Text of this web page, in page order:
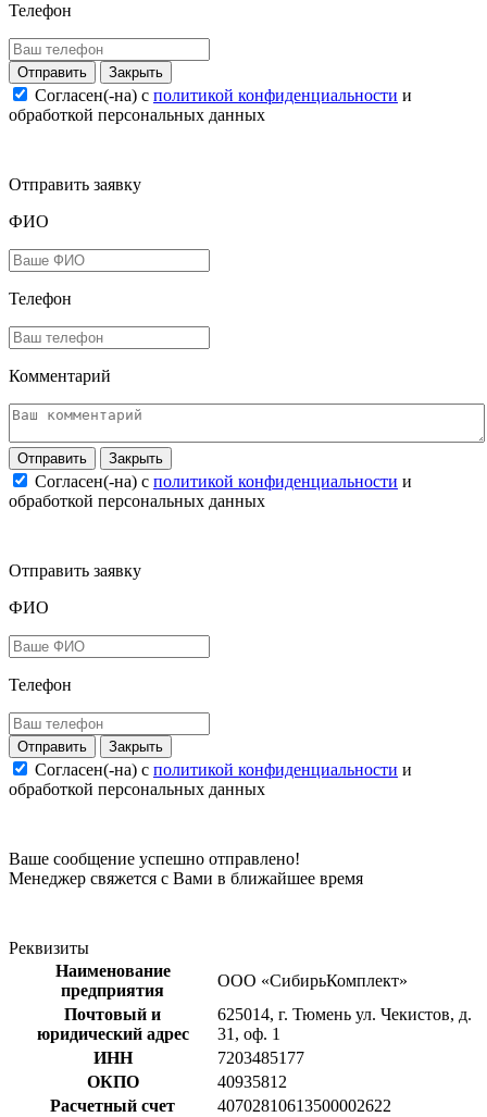
Телефон
Закрыть
Согласен(-на) c политикой конфиденциальности и
обработкой персональных данных
Отправить заявку
ФИО
Телефон
Комментарий
Закрыть
Согласен(-на) c политикой конфиденциальности и
обработкой персональных данных
Отправить заявку
ФИО
Телефон
Закрыть
Согласен(-на) c политикой конфиденциальности и
обработкой персональных данных
Ваше сообщение успешно отправлено!
Менеджер свяжется с Вами в ближайшее время
Реквизиты
Наименование
предприятия
ООО «СибирьКомплект»
Почтовый и
юридический адрес
625014, г. Тюмень ул. Чекистов, д.
31, оф. 1
ИНН
7203485177
ОКПО
40935812
Расчетный счет
40702810613500002622